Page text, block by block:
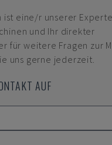
ist eine/r unserer
und Ihr direkter
für weitere Fragen zur
uns gerne jederzeit.
AUF